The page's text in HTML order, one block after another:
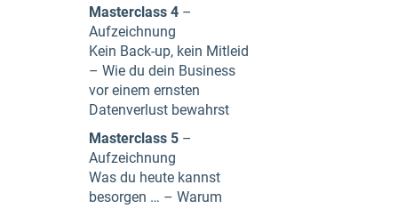
Masterclass 4 –
Aufzeichnung
Kein Back-up, kein Mitleid
– Wie du dein Business
vor einem ernsten
Datenverlust bewahrst
Masterclass 5 –
Aufzeichnung
Was du heute kannst
besorgen … – Warum